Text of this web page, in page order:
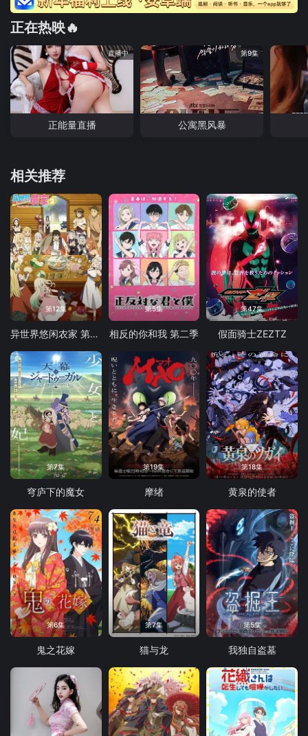
正在热映🔥
直播中
正能量直播
第9集
公寓黑风暴
相关推荐
第12集
异世界悠闲农家 第二季
第5集
相反的你和我 第二季
第47集
假面骑士ZEZTZ
第7集
穹庐下的魔女
第19集
摩绪
第18集
黄泉的使者
第6集
鬼之花嫁
第7集
猫与龙
第5集
我独自盗墓